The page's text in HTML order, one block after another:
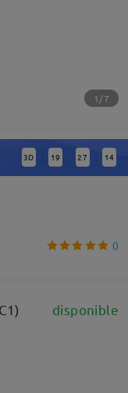
1/7
3D : 19 : 27 : 13
0
disponible